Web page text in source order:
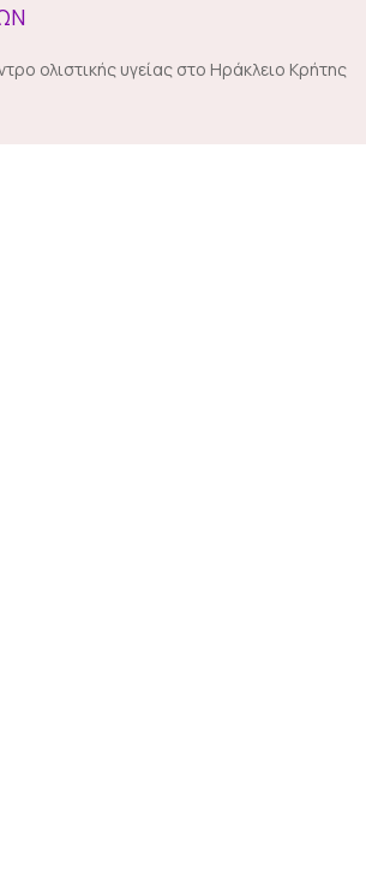
ολιστικής υγείας στο Ηράκλειο Κρήτης